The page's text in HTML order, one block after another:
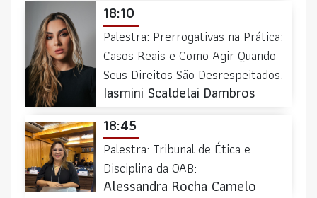
18:10
Palestra: Prerrogativas na Prática:
Casos Reais e Como Agir Quando
Seus Direitos São Desrespeitados:
Iasmini Scaldelai Dambros
18:45
Palestra: Tribunal de Ética e
Disciplina da OAB:
Alessandra Rocha Camelo